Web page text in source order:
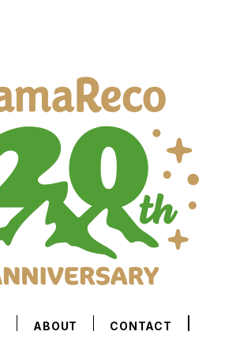
ABOUT CONTACT